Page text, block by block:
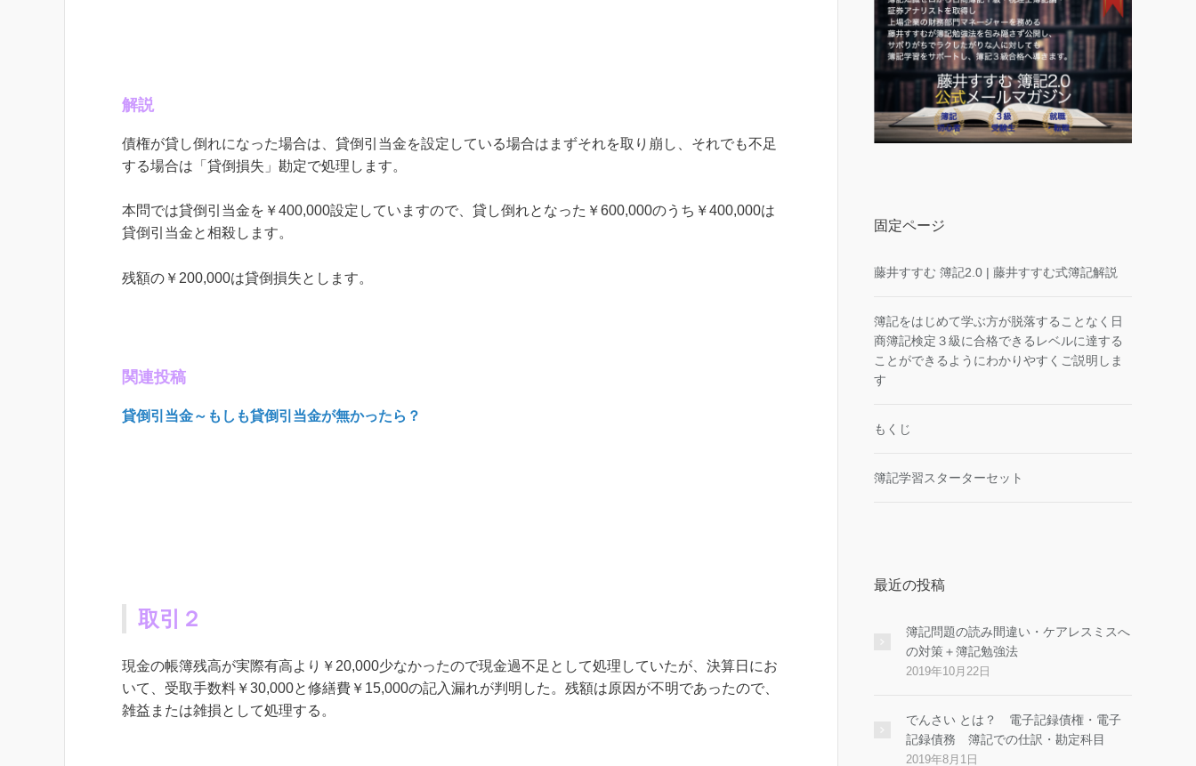
解説
債権が貸し倒れになった場合は、貸倒引当金を設定している場合はまずそれを取り崩し、それでも不足
する場合は「貸倒損失」勘定で処理します。
本問では貸倒引当金を￥400,000設定していますので、貸し倒れとなった￥600,000のうち￥400,000は
貸倒引当金と相殺します。
残額の￥200,000は貸倒損失とします。
関連投稿
貸倒引当金～もしも貸倒引当金が無かったら？
取引２
現金の帳簿残高が実際有高より￥20,000少なかったので現金過不足として処理していたが、決算日にお
いて、受取手数料￥30,000と修繕費￥15,000の記入漏れが判明した。残額は原因が不明であったので、
雑益または雑損として処理する。
固定ページ
藤井すすむ 簿記2.0 | 藤井すすむ式簿記解説
簿記をはじめて学ぶ方が脱落することなく日
商簿記検定３級に合格できるレベルに達する
ことができるようにわかりやすくご説明しま
す
もくじ
簿記学習スターターセット
最近の投稿
簿記問題の読み間違い・ケアレスミスへ
の対策＋簿記勉強法
2019年10月22日
でんさい とは？ 電子記録債権・電子
記録債務 簿記での仕訳・勘定科目
2019年8月1日